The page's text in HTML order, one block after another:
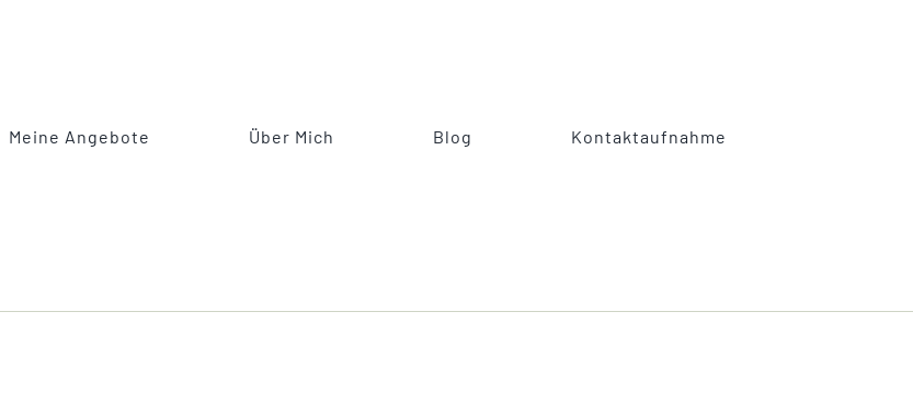
Meine Angebote Über Mich Blog Kontaktaufnahme